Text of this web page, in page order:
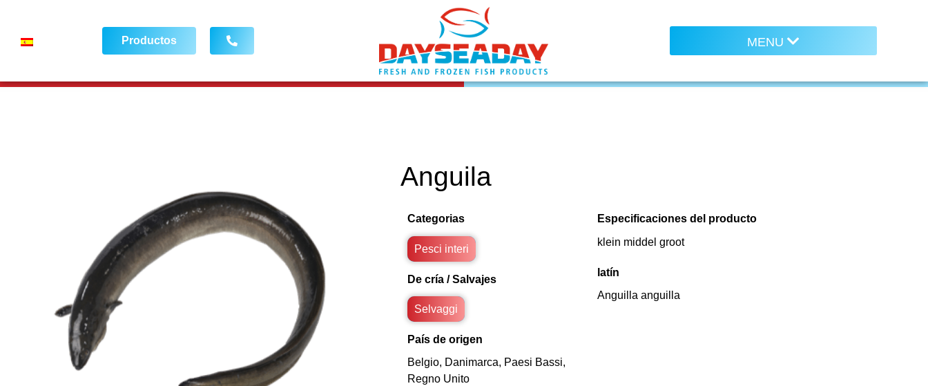
Productos
Anguila
Categorias
Pesci interi
De cría / Salvajes
Selvaggi
País de origen
Belgio, Danimarca, Paesi Bassi,
Regno Unito
Especificaciones del producto
klein middel groot
latín
Anguilla anguilla